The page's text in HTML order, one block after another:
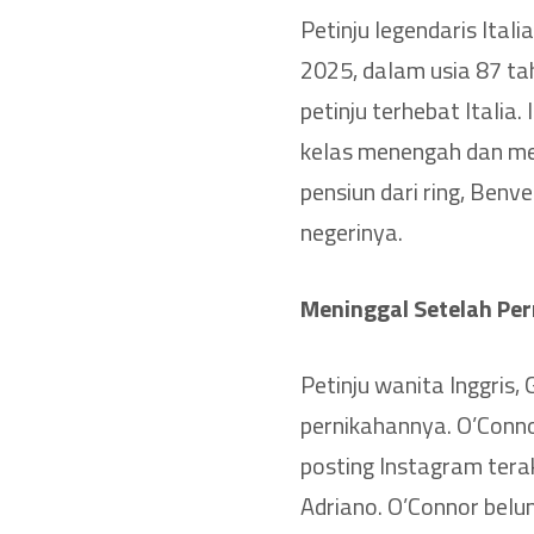
Petinju legendaris
2025, dalam usia 87
petinju terhebat Italia.
kelas menengah dan
pensiun dari ring,
negerinya.
Meninggal Setelah
Petinju wanita Inggris,
pernikahannya.
posting Instagram
Adriano. O’Connor